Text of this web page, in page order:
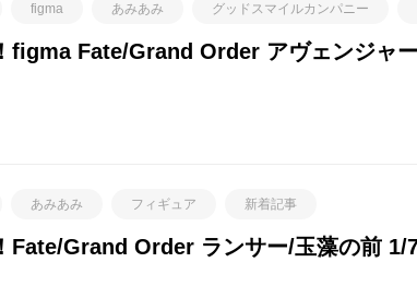
figma あみあみ グッドスマイルカンパニー
figma Fate/Grand Order アヴェンジャ
あみあみ フィギュア 新着記事
Fate/Grand Order ランサー/玉藻の前 1/